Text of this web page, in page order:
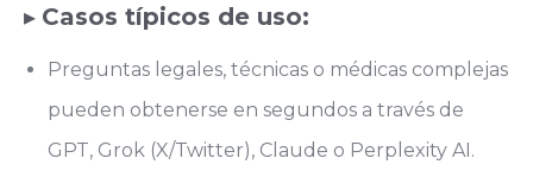
▸ Casos típicos de uso:
Preguntas legales, técnicas o médicas complejas
pueden obtenerse en segundos a través de
GPT, Grok (X/Twitter), Claude o Perplexity AI.